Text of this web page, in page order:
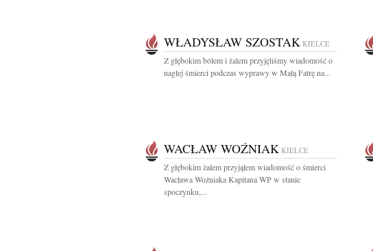
WŁADYSŁAW SZOSTAK KIELCE
Z głębokim bólem i żalem przyjęliśmy wiadomość o
nagłej śmierci podczas wyprawy w Małą Fatrę na...
WACŁAW WOŹNIAK KIELCE
Z głębokim żalem przyjąłem wiadomość o śmierci
Wacława Woźniaka Kapitana WP w stanie
spoczynku,...